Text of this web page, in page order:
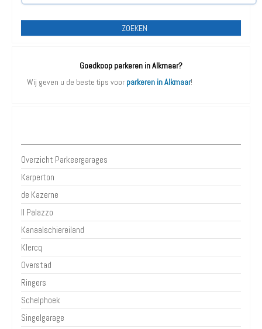
ZOEKEN
Goedkoop parkeren in Alkmaar?
Wij geven u de beste tips voor parkeren in Alkmaar!
Overzicht Parkeergarages
Karperton
de Kazerne
Il Palazzo
Kanaalschiereiland
Klercq
Overstad
Ringers
Schelphoek
Singelgarage